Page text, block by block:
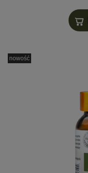
nowość